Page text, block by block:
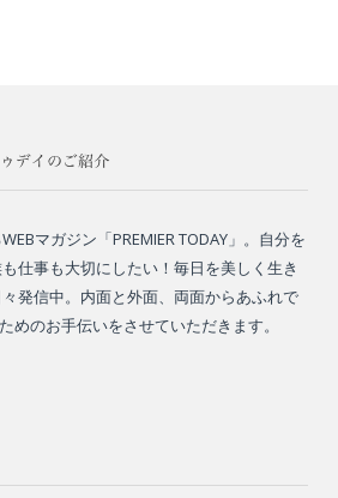
マガジン「PREMIER TODAY」。自分を
仕事も大切にしたい！毎日を美しく生き
発信中。内面と外面、両面からあふれで
めのお手伝いをさせていただきます。